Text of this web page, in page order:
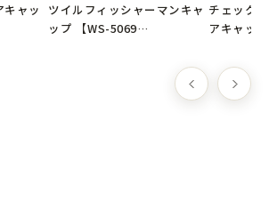
ザインの商品です。
ャッ
ツイルフィッシャーマンキャ
ップ 【WS-5069…
チェック
アキャッ